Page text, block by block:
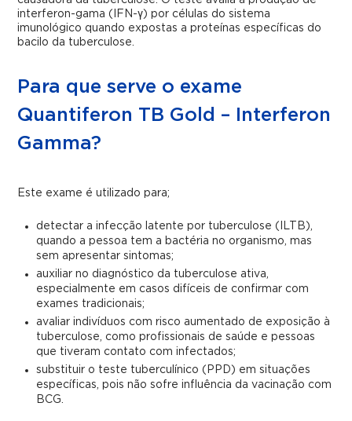
interferon-gama (IFN-γ) por células do sistema
imunológico quando expostas a proteínas específicas do
bacilo da tuberculose.
Para que serve o exame
Quantiferon TB Gold – Interferon
Gamma?
Este exame é utilizado para;
detectar a infecção latente por tuberculose (ILTB),
quando a pessoa tem a bactéria no organismo, mas
sem apresentar sintomas;
auxiliar no diagnóstico da tuberculose ativa,
especialmente em casos difíceis de confirmar com
exames tradicionais;
avaliar indivíduos com risco aumentado de exposição à
tuberculose, como profissionais de saúde e pessoas
que tiveram contato com infectados;
substituir o teste tuberculínico (PPD) em situações
específicas, pois não sofre influência da vacinação com
BCG.